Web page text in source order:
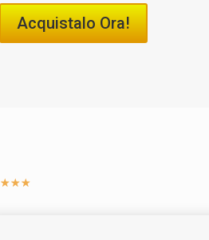
Acquistalo Ora!
☆☆☆